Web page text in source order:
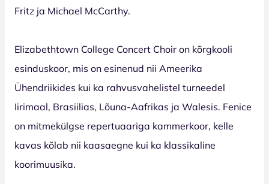
Fritz ja Michael McCarthy.
Elizabethtown College Concert Choir on kõrgkooli
esinduskoor, mis on esinenud nii Ameerika
Ühendriikides kui ka rahvusvahelistel turneedel
Iirimaal, Brasiilias, Lõuna-Aafrikas ja Walesis. Fenice
on mitmekülgse repertuaariga kammerkoor, kelle
kavas kõlab nii kaasaegne kui ka klassikaline
koorimuusika.